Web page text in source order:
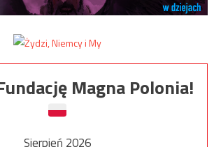
Magna Polonia!
Sierpień 2026